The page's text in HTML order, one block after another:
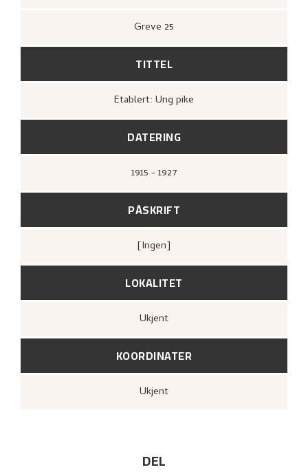
Greve 25
TITTEL
Etablert: Ung pike
DATERING
1915 - 1927
PÅSKRIFT
[ingen]
LOKALITET
Ukjent
KOORDINATER
Ukjent
DEL